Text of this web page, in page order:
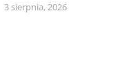
3 sierpnia, 2026